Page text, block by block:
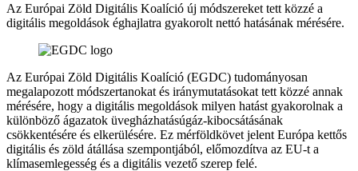
Az Európai Zöld Digitális Koalíció új módszereket tett közzé a
digitális megoldások éghajlatra gyakorolt nettó hatásának mérésére.
Az Európai Zöld Digitális Koalíció (EGDC) tudományosan
megalapozott módszertanokat és iránymutatásokat tett közzé annak
mérésére, hogy a digitális megoldások milyen hatást gyakorolnak a
különböző ágazatok üvegházhatásúgáz-kibocsátásának
csökkentésére és elkerülésére. Ez mérföldkövet jelent Európa kettős
digitális és zöld átállása szempontjából, előmozdítva az EU-t a
klímasemlegesség és a digitális vezető szerep felé.